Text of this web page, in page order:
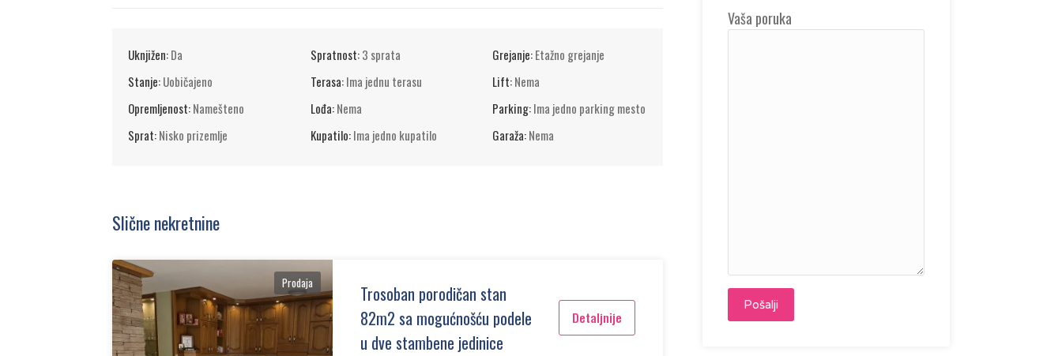
Uknjižen:Da
Stanje:Uobičajeno
Opremljenost:Namešteno
Sprat:Nisko prizemlje
Spratnost:3 sprata
Terasa:Ima jednu terasu
Lođa:Nema
Kupatilo:Ima jedno kupatilo
Grejanje:Etažno grejanje
Lift:Nema
Parking:Ima jedno parking mesto
Garaža:Nema
Slične nekretnine
Prodaja
Trosoban porodičan stan
82m2 sa mogućnošću podele
u dve stambene jedinice
Detaljnije
Vaša poruka